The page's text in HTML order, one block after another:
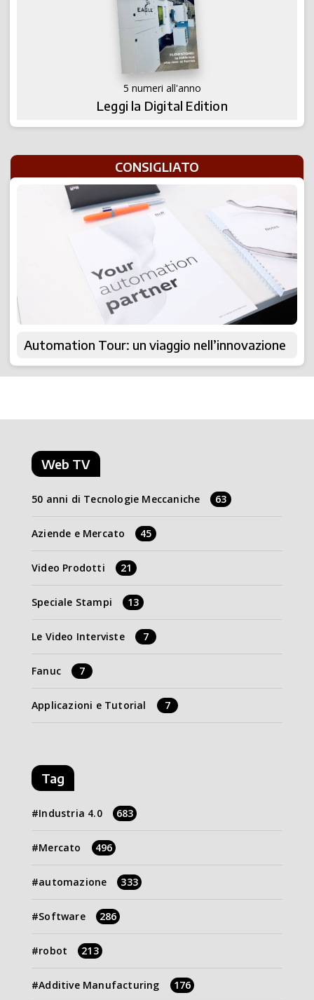
5 numeri all'anno
Leggi la Digital Edition
CONSIGLIATO
Automation Tour: un viaggio nell’innovazione
Web TV
50 anni di Tecnologie Meccaniche 63
Aziende e Mercato 45
Video Prodotti 21
Speciale Stampi 13
Le Video Interviste 7
Fanuc 7
Applicazioni e Tutorial 7
Tag
Industria 4.0 683
Mercato 496
automazione 333
Software 286
robot 213
Additive Manufacturing 176